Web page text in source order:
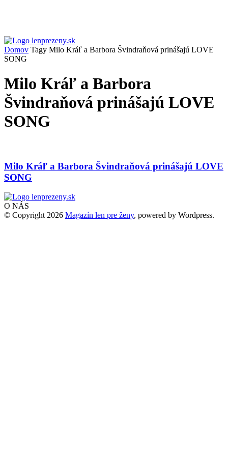
Domov Tagy Milo Kráľ a Barbora Švindraňová prinášajú LOVE
SONG
Milo Kráľ a Barbora
Švindraňová prinášajú LOVE
SONG
Milo Kráľ a Barbora Švindraňová prinášajú LOVE
SONG
O NÁS
© Copyright 2026 Magazín len pre ženy, powered by Wordpress.